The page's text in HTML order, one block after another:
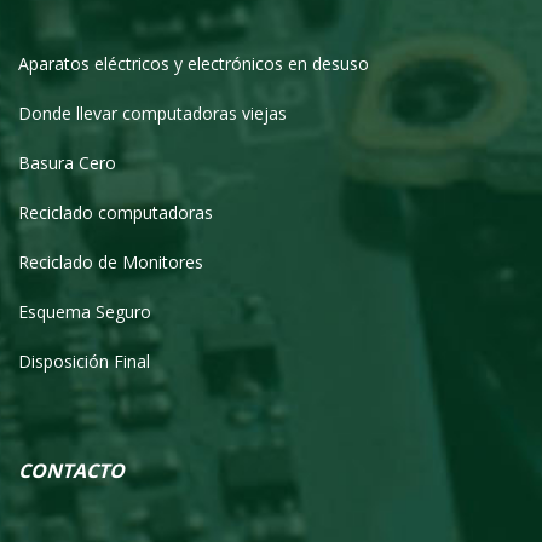
Aparatos eléctricos y electrónicos en desuso
Donde llevar computadoras viejas
Basura Cero
Reciclado computadoras
Reciclado de Monitores
Esquema Seguro
Disposición Final
CONTACTO